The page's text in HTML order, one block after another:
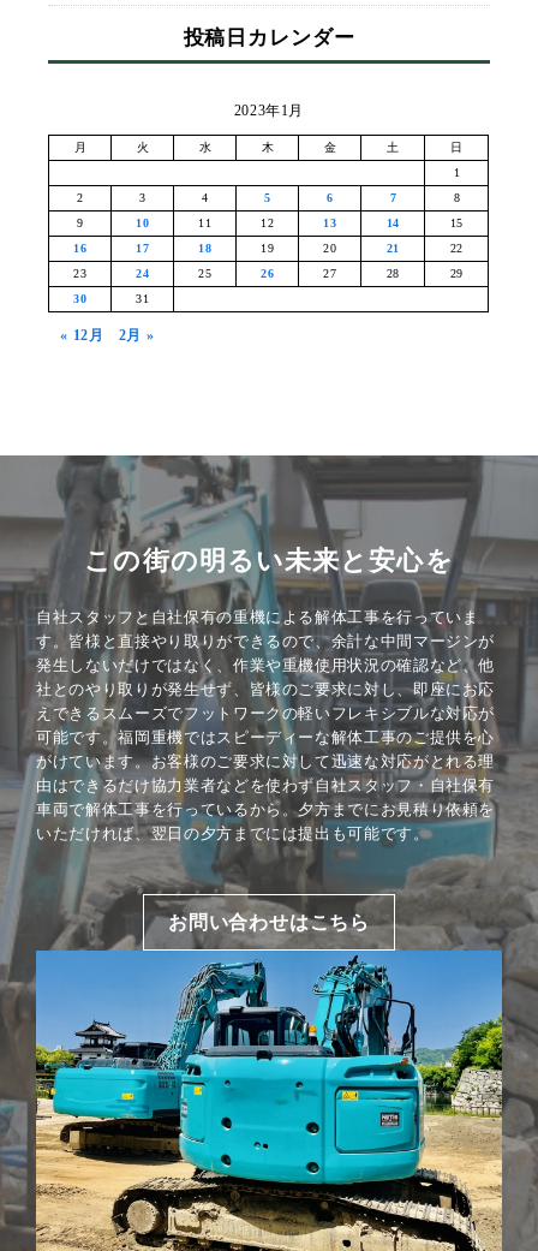
投稿日カレンダー
2023年1月
月 火 水 木 金 土
日
1
2
3 4 5 6 7
8
9
10 11 12 13 14
15
16
17 18 19 20 21
22
23
24 25 26 27 28
29
30
31
« 12月 2月 »
この街の明るい未来と安心を
自社スタッフと自社保有の重機による解体工事を行っていま
す。皆様と直接やり取りができるので、余計な中間マージンが
発生しないだけではなく、作業や重機使用状況の確認など、他
社とのやり取りが発生せず、皆様のご要求に対し、即座にお応
えできるスムーズでフットワークの軽いフレキシブルな対応が
可能です。福岡重機ではスピーディーな解体工事のご提供を心
がけています。お客様のご要求に対して迅速な対応がとれる理
由はできるだけ協力業者などを使わず自社スタッフ・自社保有
車両で解体工事を行っているから。夕方までにお見積り依頼を
いただければ、翌日の夕方までには提出も可能です。
お問い合わせはこちら